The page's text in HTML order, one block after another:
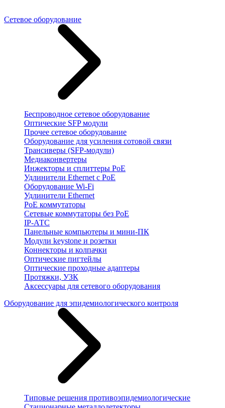
Сетевое оборудование
Беспроводное сетевое оборудование
Оптические SFP модули
Прочее сетевое оборудование
Оборудование для усиления сотовой связи
Трансиверы (SFP-модули)
Медиаконвертеры
Инжекторы и сплиттеры PoE
Удлинители Ethernet с PoE
Оборудование Wi-Fi
Удлинители Ethernet
PoE коммутаторы
Сетевые коммутаторы без PoE
IP-АТС
Панельные компьютеры и мини-ПК
Модули keystone и розетки
Коннекторы и колпачки
Оптические пигтейлы
Оптические проходные адаптеры
Протяжки, УЗК
Аксессуары для сетевого оборудования
Оборудование для эпидемиологического контроля
Типовые решения противоэпидемиологические